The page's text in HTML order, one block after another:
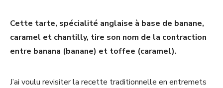
Cette tarte, spécialité anglaise à base de banane,
caramel et chantilly, tire son nom de la contraction
entre banana (banane) et toffee (caramel).
J’ai voulu revisiter la recette traditionnelle en entremets